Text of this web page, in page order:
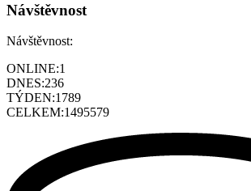
Návštěvnost
Návštěvnost:
ONLINE:1
DNES:236
TÝDEN:1789
CELKEM:1495579